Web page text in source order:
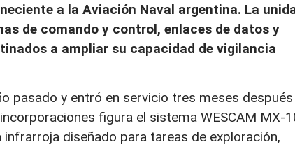
a la Aviación Naval argentina. La
de comando y control, enlaces de datos y
a ampliar su capacidad de vigilancia
pasado y entró en servicio tres meses después
figura el sistema WESCAM MX-
diseñado para tareas de exploración,